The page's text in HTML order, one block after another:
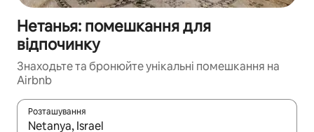
Нетанья: помешкання для
відпочинку
Знаходьте та бронюйте унікальні помешкання на
Airbnb
Розташування
Отримавши результати пошуку, використовуйте для